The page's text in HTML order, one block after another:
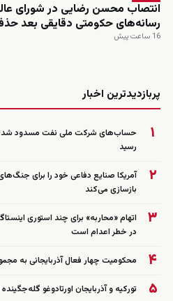
انتصاب محسن رضایی در شورای
رسانه‌های حکومتی دقایقی بعد
16 ساعت پیش
پربازدیدترین اخبار
۱
حساب‌های شرکت ملی نفت مسدود
رسید
۲
آمریکا صنایع دفاعی خود را برای
بازسازی می‌کند
۳
در خطر اعدام است
۴ محکومیت چهار فعال آذربایجانی به مجموع ۴۰ سال حبس
۵ تورکیه و آذربایجان اورتادوغو گله‌جگینده